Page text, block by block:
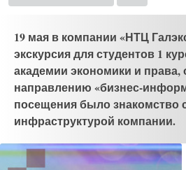
19 мая в компании «НТЦ
экскурсия для студентов 1
академии экономики и
направлению «бизнес-
посещения было знакомство
инфраструктурой компании.